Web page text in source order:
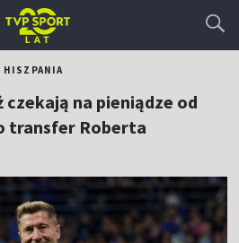
HISZPANIA
na pieniądze od
transfer Roberta